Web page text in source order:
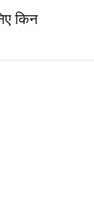
किन